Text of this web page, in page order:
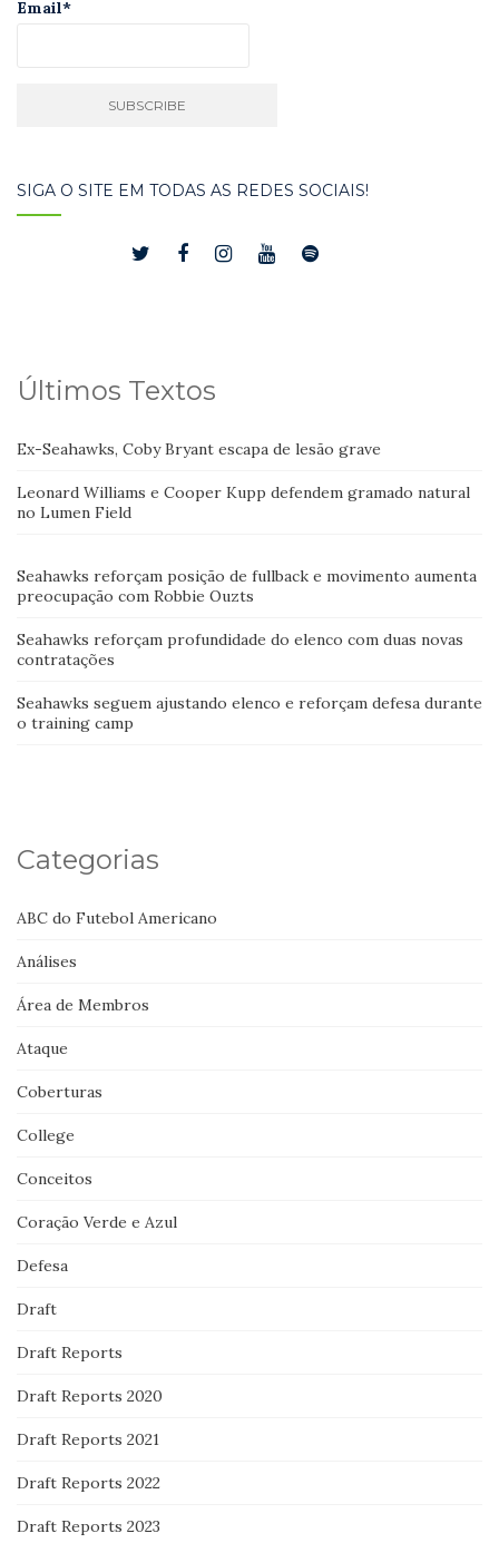
Email*
SIGA O SITE EM TODAS AS REDES SOCIAIS!
Últimos Textos
Ex-Seahawks, Coby Bryant escapa de lesão grave
Leonard Williams e Cooper Kupp defendem gramado natural
no Lumen Field
Seahawks reforçam posição de fullback e movimento aumenta
preocupação com Robbie Ouzts
Seahawks reforçam profundidade do elenco com duas novas
contratações
Seahawks seguem ajustando elenco e reforçam defesa durante
o training camp
Categorias
ABC do Futebol Americano
Análises
Área de Membros
Ataque
Coberturas
College
Conceitos
Coração Verde e Azul
Defesa
Draft
Draft Reports
Draft Reports 2020
Draft Reports 2021
Draft Reports 2022
Draft Reports 2023